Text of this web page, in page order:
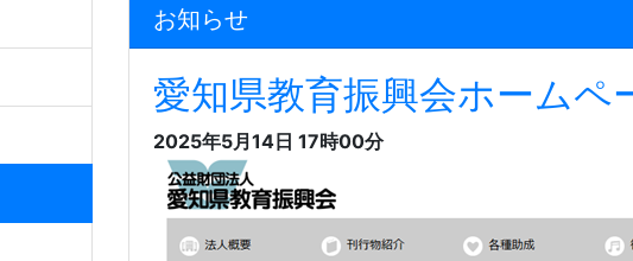
お知らせ
愛知県教育振興会ホーム
2025年5月14日 17時00分